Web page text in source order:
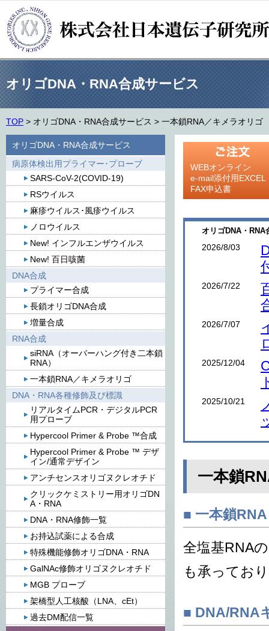
オリゴDNA・RNA合成サービス
TOP > オリゴDNA・RNA合成サービス > 一本鎖RNA／キメラオリゴ
オリゴDNA・RNA合成サービス
病原体検出用プライマー･プローブ
SARS-CoV-2(COVID-19)
RSウイルス
麻疹ウイルス･風疹ウイルス
ノロウイルス
New! インフルエンザウイルス
New! 百日咳菌
DNA合成
プライマー合成
長鎖オリゴDNA合成
増量合成
RNA合成
siRNA（オーバーハング付き二本鎖
RNA）
一本鎖RNA／キメラオリゴ
DNA・RNA各種修飾及び標識
リアルタイムPCR・デジタルPCR
用プローブ
Hypercool Primer & Probe ™合成
Hypercool Primer & Probe ™ デザ
イン/通常デザイン
アンチセンスオリゴヌクレオチド
クリックケミストリー用オリゴDN
A・RNA
DNA・RNA修飾一覧
お持込試薬による合成
特殊機能修飾オリゴDNA・RNA
GalNAc修飾オリゴヌクレオチド
MGB プローブ
架橋型人工核酸（LNA、cEt）
過去DM配信一覧
WEBオンライン
e-mail添付用EXCEL
FAX申込書
オリゴDNA・RNA
2026/8/03
2026/7/22
2026/7/07
2025/12/04
2025/10/21
一本鎖
■ 一本鎖
全塩基RNA
も承ってお
■ DNA/RNA